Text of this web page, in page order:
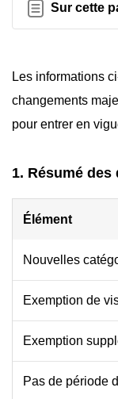
Sur cette
Les informations
changements
pour entrer en
1. Résumé
Élément
Nouvelles
Exemption de
Exemption
Pas de période